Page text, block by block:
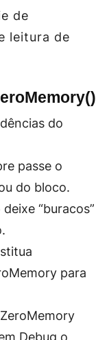
de
leitura de
do
passe o
do bloco.
deixe “buracos”
para
ZeroMemory
Debug o